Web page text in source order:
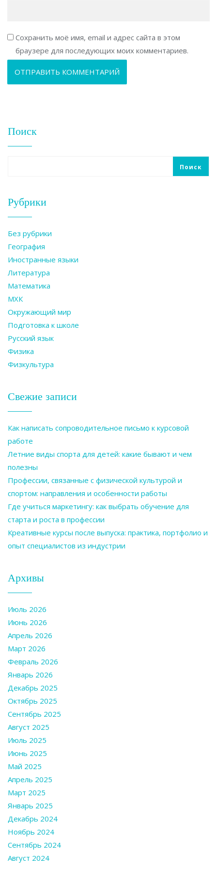
Сохранить моё имя, email и адрес сайта в этом
браузере для последующих моих комментариев.
Поиск
Поиск
Рубрики
Без рубрики
География
Иностранные языки
Литература
Математика
МХК
Окружающий мир
Подготовка к школе
Русский язык
Физика
Физкультура
Свежие записи
Как написать сопроводительное письмо к курсовой
работе
Летние виды спорта для детей: какие бывают и чем
полезны
Профессии, связанные с физической культурой и
спортом: направления и особенности работы
Где учиться маркетингу: как выбрать обучение для
старта и роста в профессии
Креативные курсы после выпуска: практика, портфолио и
опыт специалистов из индустрии
Архивы
Июль 2026
Июнь 2026
Апрель 2026
Март 2026
Февраль 2026
Январь 2026
Декабрь 2025
Октябрь 2025
Сентябрь 2025
Август 2025
Июль 2025
Июнь 2025
Май 2025
Апрель 2025
Март 2025
Январь 2025
Декабрь 2024
Ноябрь 2024
Сентябрь 2024
Август 2024